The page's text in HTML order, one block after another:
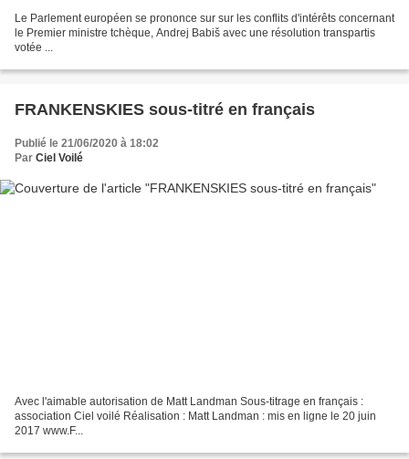
Le Parlement européen se prononce sur sur les conflits d'intérêts concernant
le Premier ministre tchèque, Andrej Babiš avec une résolution transpartis
votée ...
FRANKENSKIES sous-titré en français
Publié le 21/06/2020 à 18:02
Par Ciel Voilé
Avec l'aimable autorisation de Matt Landman Sous-titrage en français :
association Ciel voilé Réalisation : Matt Landman : mis en ligne le 20 juin
2017 www.F...